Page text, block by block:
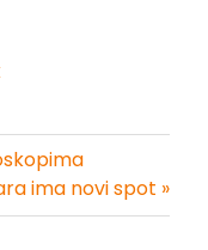
ima novi spot »